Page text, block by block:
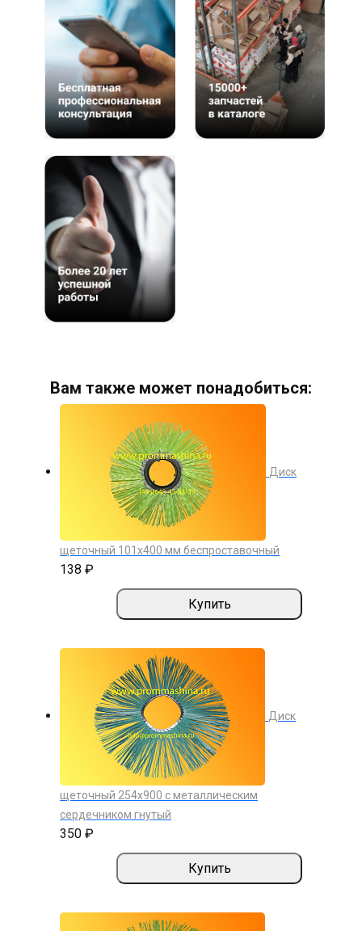
Вам также может понадобиться:
Диск
щеточный 101х400 мм беспроставочный
138 ₽
Купить
Диск
щеточный 254х900 с металлическим
сердечником гнутый
350 ₽
Купить